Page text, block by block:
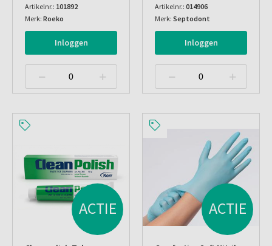
Artikelnr.: 101892
Merk: Roeko
Inloggen
Artikelnr.: 014906
Merk: Septodont
Inloggen
ACTIE ACTIE